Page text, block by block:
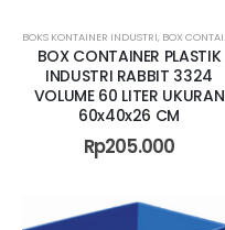
BOKS KONTAINER INDUSTRI, BOX CONTAINER RAPAT
BOX CONTAINER PLASTIK
INDUSTRI RABBIT 3324
VOLUME 60 LITER UKURAN
60x40x26 CM
Rp205.000